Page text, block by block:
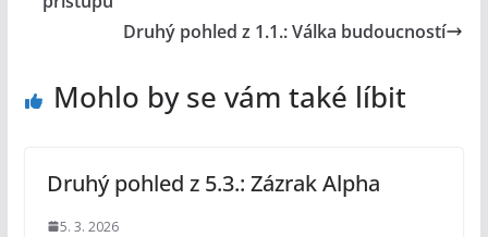
Druhý pohled z 1.1.: Válka budoucností
Mohlo by se vám také líbit
Druhý pohled z 5.3.: Zázrak Alpha
5. 3. 2026